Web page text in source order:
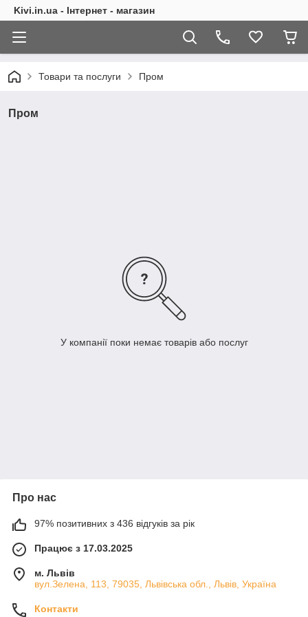
Kivi.in.ua - Інтернет - магазин
Товари та послуги Пром
Пром
У компанії поки немає товарів або послуг
Про нас
97% позитивних з 436 відгуків за рік
Працює з 17.03.2025
м. Львів
вул.Зелена, 113, 79035, Львівська обл., Львів, Україна
Контакти